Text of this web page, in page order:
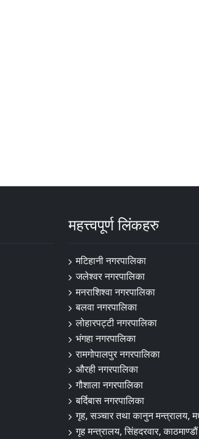
महत्त्वपूर्ण लिंकहरु
मटिहानी नगरपालिका
जलेश्वर नगरपालिका
मनराशिश्वा नगरपालिका
बलवा नगरपालिका
लोहारपट्टी नगरपालिका
भंगहा नगरपालिका
रामगोपालपुर नगरपालिका
औरही नगरपालिका
गौशाला नगरपालिका
बर्दिबास नगरपालिका
गृह, सञ्चार तथा कानुन मन्त्रालय,
गृह मन्त्रालय, सिंहदरवार, काठमाण्डौं